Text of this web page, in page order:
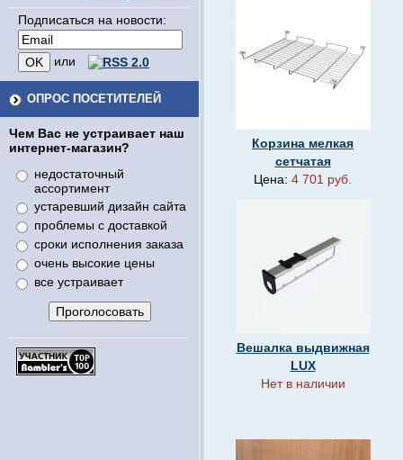
Подписаться на новости:
или
ОПРОС ПОСЕТИТЕЛЕЙ
Чем Вас не устраивает наш
интернет-магазин?
недостаточный
ассортимент
устаревший дизайн сайта
проблемы с доставкой
сроки исполнения заказа
очень высокие цены
все устраивает
Корзина мелкая
сетчатая
Цена: 4 701 руб.
Вешалка выдвижная
LUX
Нет в наличии